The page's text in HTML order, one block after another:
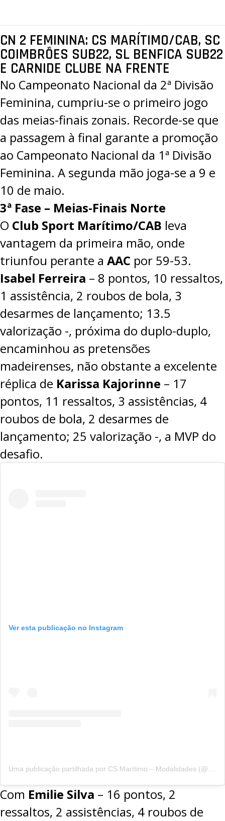
CN 2 FEMININA: CS MARÍTIMO/CAB, SC
COIMBRÕES SUB22, SL BENFICA SUB22
E CARNIDE CLUBE NA FRENTE
No Campeonato Nacional da 2ª Divisão
Feminina, cumpriu-se o primeiro jogo
das meias-finais zonais. Recorde-se que
a passagem à final garante a promoção
ao Campeonato Nacional da 1ª Divisão
Feminina. A segunda mão joga-se a 9 e
10 de maio.
3ª Fase – Meias-Finais Norte
O Club Sport Marítimo/CAB leva
vantagem da primeira mão, onde
triunfou perante a AAC por 59-53.
Isabel Ferreira – 8 pontos, 10 ressaltos,
1 assistência, 2 roubos de bola, 3
desarmes de lançamento; 13.5
valorização -, próxima do duplo-duplo,
encaminhou as pretensões
madeirenses, não obstante a excelente
réplica de Karissa Kajorinne – 17
pontos, 11 ressaltos, 3 assistências, 4
roubos de bola, 2 desarmes de
lançamento; 25 valorização -, a MVP do
desafio.
Ver esta publicação no Instagram
Com Emilie Silva – 16 pontos, 2
ressaltos, 2 assistências, 4 roubos de